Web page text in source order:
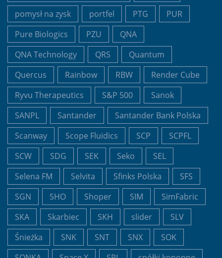
pomysł na zysk
portfel PTG
PUR
Pure Biologics
PZU
QNA
QNA Technology
QRS
Quantum
Quercus
Rainbow RBW
Render Cube
Ryvu Therapeutics
S&P 500
Sanok
SANPL
Santander
Santander Bank Polska
Scanway
Scope Fluidics SCP
SCPFL
SCW
SDG SEK Seko
SEL
Selena FM
Selvita Sfinks Polska
SFS
SGN
SHO Shoper SIM
SimFabric
SKA
Skarbiec SKH slider
SLV
Śnieżka
SNK SNT SNX
SOK